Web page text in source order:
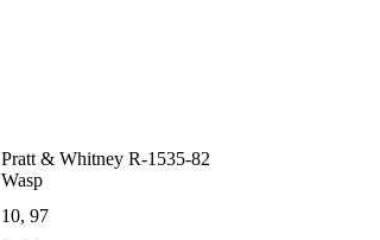
Pratt & Whitney R-1535-82
Wasp
10, 97